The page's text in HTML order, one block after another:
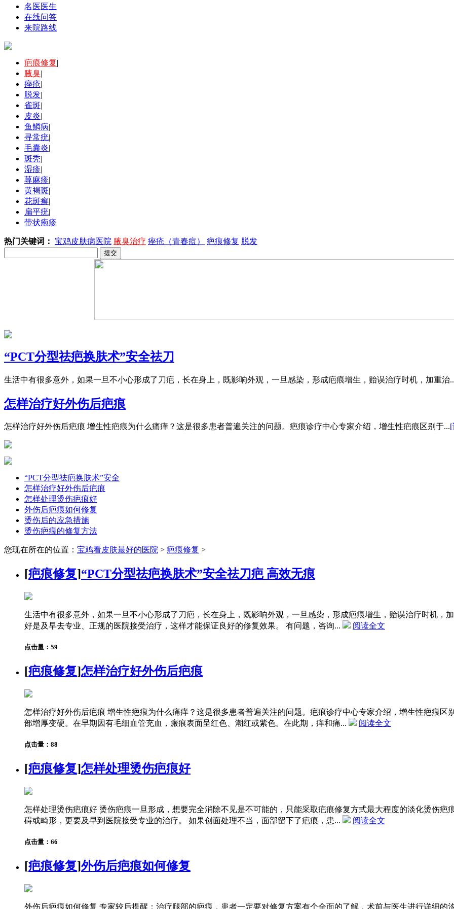
名医医生
在线问答
来院路线
疤痕修复|
腋臭|
痤疮|
脱发|
雀斑|
皮炎|
鱼鳞病|
寻常疣|
毛囊炎|
斑秃|
湿疹|
荨麻疹|
黄褐斑|
花斑癣|
扁平疣|
带状疱疹
热门关键词： 宝鸡皮肤病医院 腋臭治疗 痤疮（青春痘） 疤痕修复 脱发
“PCT分型祛疤换肤术”安全祛刀
生活中有很多意外，如果一旦不小心形成了刀疤，长在身上，既影响外观，一旦感染，形成疤痕增生，贻误治疗时机，加重治
怎样治疗好外伤后疤痕
怎样治疗好外伤后疤痕 增生性疤痕为什么痛痒？这是很多患者普遍关注的问题。疤痕诊疗中心专家介绍，增生性疤痕区别于...[
“PCT分型祛疤换肤术”安全
怎样治疗好外伤后疤痕
怎样处理烫伤疤痕好
外伤后疤痕如何修复
烫伤后的应急措施
烫伤疤痕的修复方法
您现在所在的位置： 宝鸡看皮肤最好的医院 > 疤痕修复 >
[疤痕修复]“PCT分型祛疤换肤术”安全祛刀疤 高效无痕
生活中有很多意外，如果一旦不小心形成了刀疤，长在身上，既影响外观，一旦感染，形成疤痕增生，贻误治疗时机，
好是及早去专业、正规的医院接受治疗，这样才能保证良好的修复效果。 有问题，咨询...
阅读全文
点击量：59
[疤痕修复]怎样治疗好外伤后疤痕
怎样治疗好外伤后疤痕 增生性疤痕为什么痛痒？这是很多患者普遍关注的问题。疤痕诊疗中心专家介绍，增生性疤痕
部增厚变硬。在早期因有毛细血管充血，瘢痕表面呈红色、潮红或紫色。在此期，痒和痛...
阅读全文
点击量：88
[疤痕修复]怎样处理烫伤疤痕好
怎样处理烫伤疤痕好 烫伤疤痕一旦形成，想要完全消除不见是不可能的，只能采取疤痕修复方式最大程度的淡化烫伤
碍或畸形，更要及早到医院接受专业的治疗。 如果创面处理不当，面部留下了疤痕，患...
阅读全文
点击量：66
[疤痕修复]外伤后疤痕如何修复
外伤后疤痕如何修复 专家较后提醒：治疗腿部的疤痕，患者一定要对修复方案有个全面的了解，术前与医生进行详细